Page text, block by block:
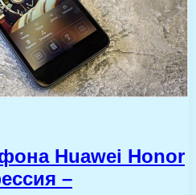
Huawei Honor
–